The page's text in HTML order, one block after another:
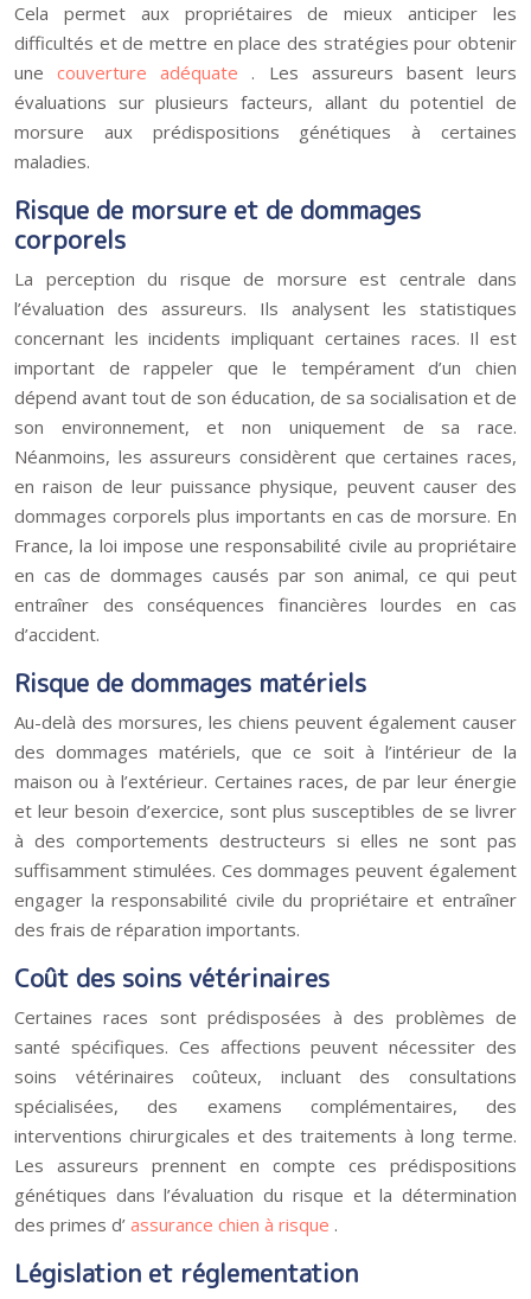
Cela permet aux propriétaires de mieux anticiper les
difficultés et de mettre en place des stratégies pour obtenir
unecouverture adéquate . Les assureurs basent leurs
évaluations sur plusieurs facteurs, allant du potentiel de
morsure aux prédispositions génétiques à certaines
maladies.
Risque de morsure et de dommages
corporels
La perception du risque de morsure est centrale dans
l’évaluation des assureurs. Ils analysent les statistiques
concernant les incidents impliquant certaines races. Il est
important de rappeler que le tempérament d’un chien
dépend avant tout de son éducation, de sa socialisation et de
son environnement, et non uniquement de sa race.
Néanmoins, les assureurs considèrent que certaines races,
en raison de leur puissance physique, peuvent causer des
dommages corporels plus importants en cas de morsure. En
France, la loi impose une responsabilité civile au propriétaire
en cas de dommages causés par son animal, ce qui peut
entraîner des conséquences financières lourdes en cas
d’accident.
Risque de dommages matériels
Au-delà des morsures, les chiens peuvent également causer
des dommages matériels, que ce soit à l’intérieur de la
maison ou à l’extérieur. Certaines races, de par leur énergie
et leur besoin d’exercice, sont plus susceptibles de se livrer
à des comportements destructeurs si elles ne sont pas
suffisamment stimulées. Ces dommages peuvent également
engager la responsabilité civile du propriétaire et entraîner
des frais de réparation importants.
Coût des soins vétérinaires
Certaines races sont prédisposées à des problèmes de
santé spécifiques. Ces affections peuvent nécessiter des
soins vétérinaires coûteux, incluant des consultations
spécialisées, des examens complémentaires, des
interventions chirurgicales et des traitements à long terme.
Les assureurs prennent en compte ces prédispositions
génétiques dans l’évaluation du risque et la détermination
des primes d’ assurance chien à risque .
Législation et réglementation